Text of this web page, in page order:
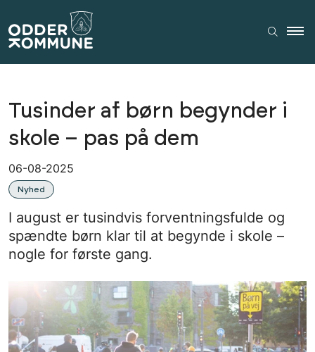
Tusinder af børn begynder i
skole – pas på dem
06-08-2025
Nyhed
I august er tusindvis forventningsfulde og
spændte børn klar til at begynde i skole –
nogle for første gang.